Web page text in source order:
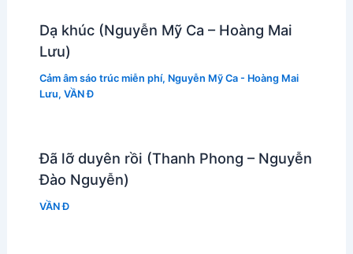
Dạ khúc (Nguyễn Mỹ Ca – Hoàng Mai
Lưu)
Cảm âm sáo trúc miễn phí, Nguyễn Mỹ Ca - Hoàng Mai
Lưu, VẦN Đ
Đã lỡ duyên rồi (Thanh Phong – Nguyễn
Đào Nguyễn)
VẦN Đ